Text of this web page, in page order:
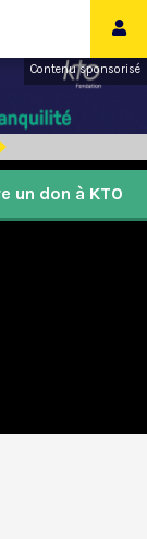
Contenu sponsorisé
un don à KTO